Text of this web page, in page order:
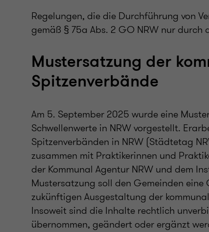
Regelungen, die die Durchführung von
gemäß § 75a Abs. 2 GO NRW nur durch
Mustersatzung der
Spitzenverbände
Am 5. September 2025 wurde eine
Schwellenwerte in NRW vorgestellt.
Spitzenverbänden in NRW (Städtetag
zusammen mit Praktikerinnen und
der Kommunal Agentur NRW und dem
Mustersatzung soll den Gemeinden
zukünftigen Ausgestaltung der
Insoweit sind die Inhalte rechtlich
übernommen, geändert oder ergänzt